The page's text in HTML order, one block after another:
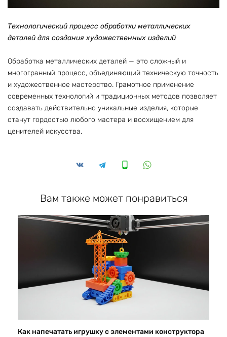
Технологический процесс обработки металлических
деталей для создания художественных изделий
Обработка металлических деталей — это сложный и
многогранный процесс, объединяющий техническую точность
и художественное мастерство. Грамотное применение
современных технологий и традиционных методов позволяет
создавать действительно уникальные изделия, которые
станут гордостью любого мастера и восхищением для
ценителей искусства.
Вам также может понравиться
Как напечатать игрушку с элементами конструктора